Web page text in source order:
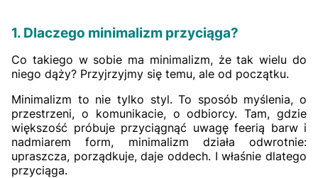
1. Dlaczego minimalizm przyciąga?
Co takiego w sobie ma minimalizm, że tak wielu do
niego dąży? Przyjrzyjmy się temu, ale od początku.
Minimalizm to nie tylko styl. To sposób myślenia, o
przestrzeni, o komunikacie, o odbiorcy. Tam, gdzie
większość próbuje przyciągnąć uwagę feerią barw i
nadmiarem form, minimalizm działa odwrotnie:
upraszcza, porządkuje, daje oddech. I właśnie dlatego
przyciąga.